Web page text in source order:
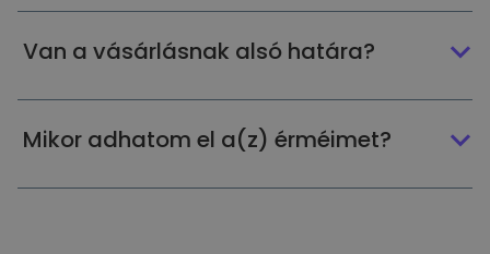
Van a vásárlásnak alsó határa?
Mikor adhatom el a(z) érméimet?